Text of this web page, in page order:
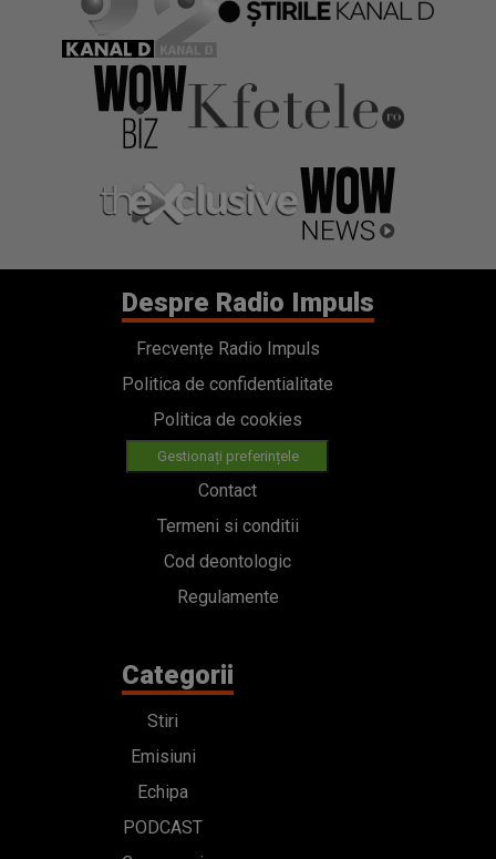
Despre Radio Impuls
Frecvențe Radio Impuls
Politica de confidentialitate
Politica de cookies
Gestionați preferințele
Contact
Termeni si conditii
Cod deontologic
Regulamente
Categorii
Stiri
Emisiuni
Echipa
PODCAST